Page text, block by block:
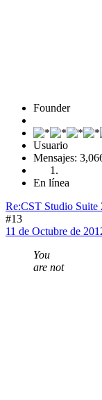
Founder
Usuario
Mensajes:
En línea
Re:CST Studio Suite
#13
11 de Octubre de
You
are not